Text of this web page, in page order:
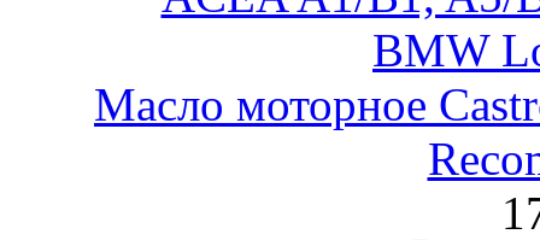
Масло моторное